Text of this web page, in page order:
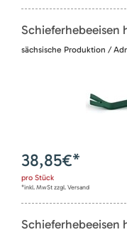
Schieferhebeeisen
sächsische Produktion /
38,85€*
pro Stück
*inkl. MwSt zzgl. Versand
Schieferhebeeisen